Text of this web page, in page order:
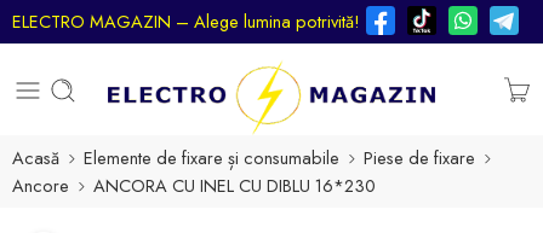
ELECTRO MAGAZIN – Alege lumina potrivită!
Acasă Elemente de fixare și consumabile
Piese de fixare
Ancore
ANCORA CU INEL CU DIBLU 16*230